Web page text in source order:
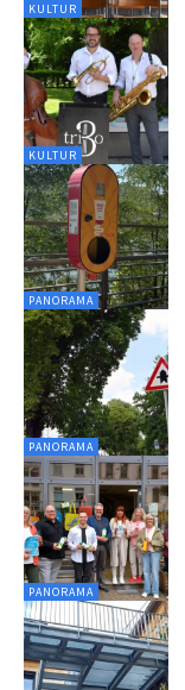
KULTUR
KULTUR
PANORAMA
PANORAMA
PANORAMA